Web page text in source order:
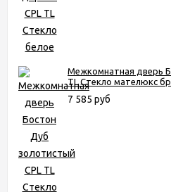
Межкомнатная дверь
TL Стекло мателюкс
7 585 руб